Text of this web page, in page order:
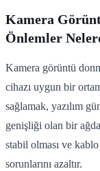
Kamera
Önlemler
Kamera görüntü
cihazı uygun bir
sağlamak, yazılım
genişliği olan bir
stabil olması ve kablo
sorunlarını azaltır.